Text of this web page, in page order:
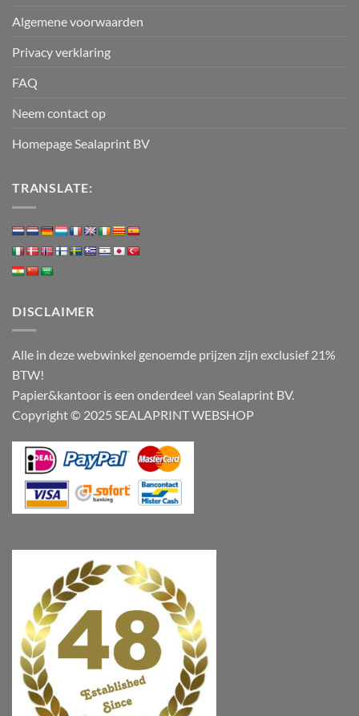
Algemene voorwaarden
Privacy verklaring
FAQ
Neem contact op
Homepage Sealaprint BV
TRANSLATE:
DISCLAIMER
Alle in deze webwinkel genoemde prijzen zijn exclusief 21%
BTW!
Papier&kantoor is een onderdeel van Sealaprint BV.
Copyright © 2025 SEALAPRINT WEBSHOP